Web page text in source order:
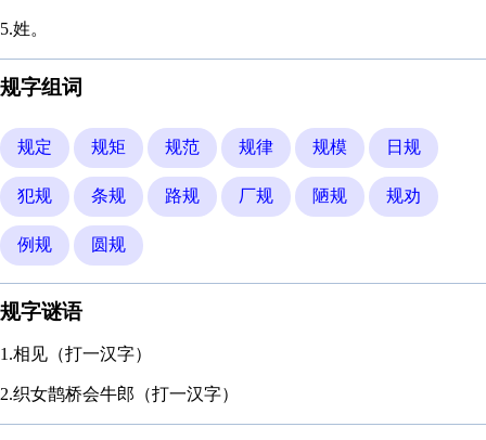
5.姓。
规字组词
规定 规矩 规范 规律 规模 日规
犯规 条规 路规 厂规 陋规 规劝
例规 圆规
规字谜语
1.相见（打一汉字）
2.织女鹊桥会牛郎（打一汉字）